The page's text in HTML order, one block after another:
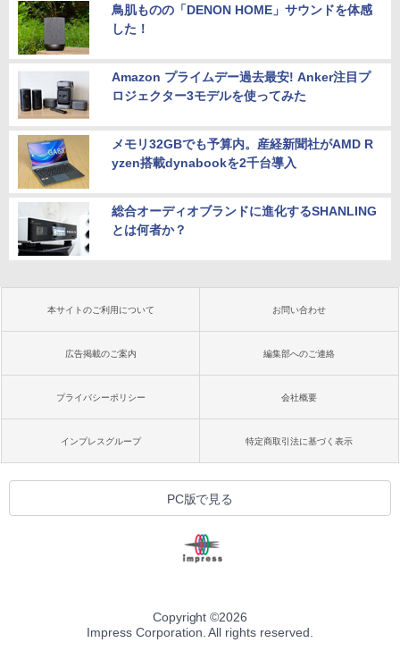
鳥肌ものの「DENON HOME」サウンドを体感
した！
Amazon プライムデー過去最安! Anker注目プ
ロジェクター3モデルを使ってみた
メモリ32GBでも予算内。産経新聞社がAMD R
yzen搭載dynabookを2千台導入
総合オーディオブランドに進化するSHANLING
とは何者か？
本サイトのご利用について お問い合わせ
広告掲載のご案内 編集部へのご連絡
プライバシーポリシー 会社概要
インプレスグループ 特定商取引法に基づく表示
PC版で見る
Copyright ©2026
Impress Corporation. All rights reserved.